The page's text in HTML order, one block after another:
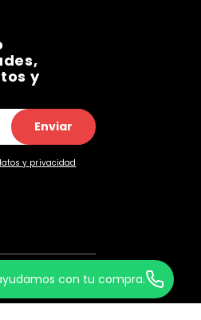
con tu compra.
y
Enviar
y privacidad
Web